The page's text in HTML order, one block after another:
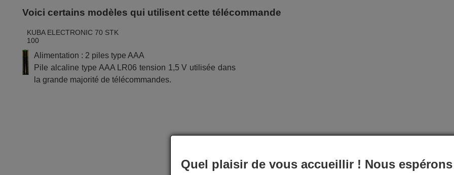
Voici certains modèles qui utilisent cette télécommande
KUBA ELECTRONIC 70 STK
100
Alimentation : 2 piles type AAA
Pile alcaline type AAA LR06 tension 1,5 V utilisée dans
la grande majorité de télécommandes.
Quel plaisir de vous accueillir ! Nous espérons